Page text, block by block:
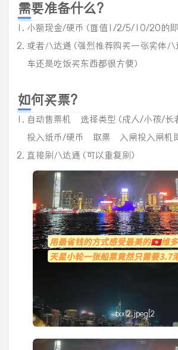
需要准备什么？
小额现金/硬币（面值1/2/5/10/20的即
或者八达通（强烈推荐购买一张实体
车还是吃饭买东西都很方便）
如何买票？
自动售票机→选择类型（成人/小孩/长
投入纸币/硬币→取票→入闸投入闸机
直接刷八达通（可以重复刷）
txxl2.jpeg[2